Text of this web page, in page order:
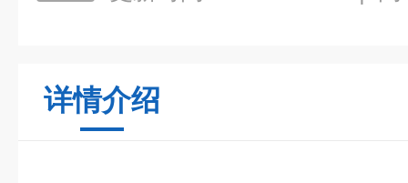
详情介绍